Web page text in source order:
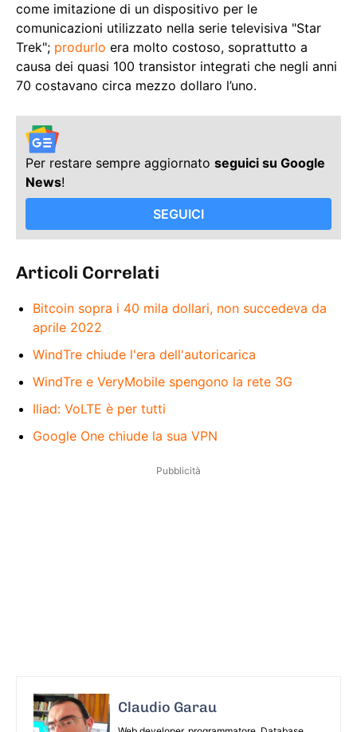
come imitazione di un dispositivo per le
comunicazioni utilizzato nella serie televisiva "Star
Trek"; produrlo era molto costoso, soprattutto a
causa dei quasi 100 transistor integrati che negli anni
70 costavano circa mezzo dollaro l’uno.
Per restare sempre aggiornato seguici su Google
News!
SEGUICI
Articoli Correlati
Bitcoin sopra i 40 mila dollari, non succedeva da
aprile 2022
WindTre chiude l'era dell'autoricarica
WindTre e VeryMobile spengono la rete 3G
Iliad: VoLTE è per tutti
Google One chiude la sua VPN
Pubblicità
Claudio Garau